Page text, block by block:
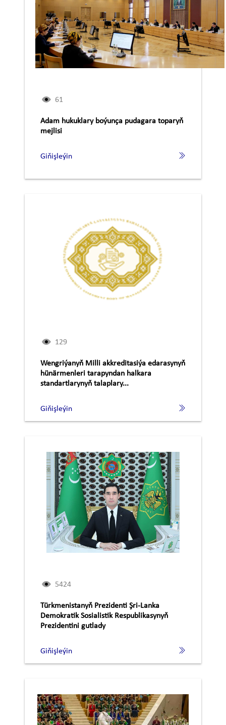
61
Adam hukuklary boýunça pudagara toparyň
mejlisi
Giňişleýin
129
Wengriýanyň Milli akkreditasiýa edarasynyň
hünärmenleri tarapyndan halkara
standartlarynyň talaplary...
Giňişleýin
5424
Türkmenistanyň Prezidenti Şri-Lanka
Demokratik Sosialistik Respublikasynyň
Prezidentini gutlady
Giňişleýin